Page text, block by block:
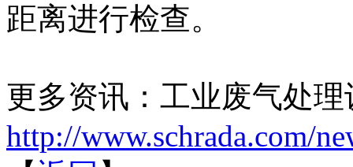
距离进行检查。
更多资讯：工业废气处
http://www.schrada.com/